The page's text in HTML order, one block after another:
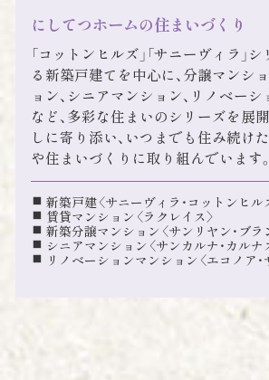
にしてつホームの住まいづくり
「コットンヒルズ」「サニーヴィラ」
る新築戸建てを中心に、分譲マンシ
ョン、シニアマンション、リノベー
など、多彩な住まいのシリーズを展
しに寄り添い、いつまでも住み続け
や住まいづくりに取り組んでいます。
新築戸建〈サニーヴィラ・コットンヒル
賃貸マンション〈ラクレイス〉
新築分譲マンション〈サンリヤン・ブラ
シニアマンション〈サンカルナ・カルナ
リノベーションマンション〈エコノア・